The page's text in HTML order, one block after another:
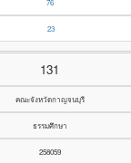
76
23
131
คณะจังหวัดกาญจนบุรี
ธรรมศึกษา
258059